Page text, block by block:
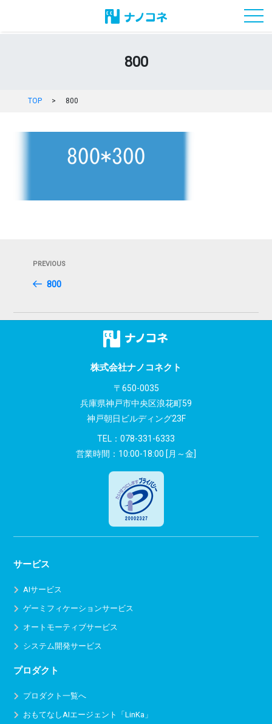
800
TOP > 800
ビ
Previous
Post
PREVIOUS
800
株式会社ナノコネクト
〒650-0035
兵庫県神戸市中央区浪花町59
神戸朝日ビルディング23F
TEL： 078-331-6333
営業時間：10:00-18:00 [月～金]
サービス
AIサービス
ゲーミフィケーションサービス
オートモーティブサービス
システム開発サービス
プロダクト
プロダクト一覧へ
おもてなしAIエージェント「LinKa」